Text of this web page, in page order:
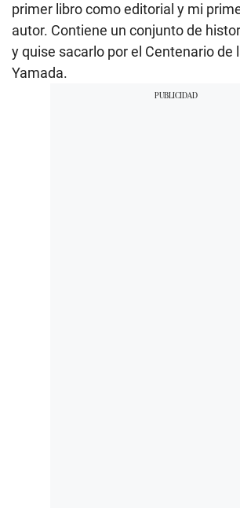
primer libro como editorial y mi
autor. Contiene un conjunto de
y quise sacarlo por el Centenario de
Yamada.